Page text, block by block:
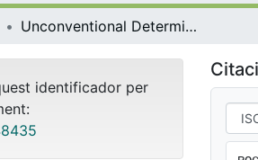
Unconventional Determinants of Greenhouse Gas Emissions: The Role of Trust
identificador per